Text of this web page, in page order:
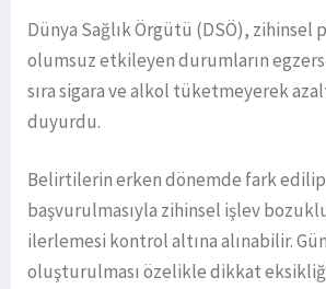
Dünya Sağlık Örgütü (DSÖ), zihinsel
olumsuz etkileyen durumların
sıra sigara ve alkol tüketmeyerek
duyurdu.
Belirtilerin erken dönemde fark
başvurulmasıyla zihinsel işlev
ilerlemesi kontrol altına alınabilir.
oluşturulması özelikle dikkat